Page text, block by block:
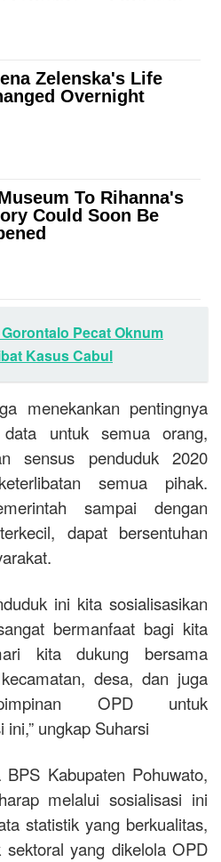
Pecat Oknum
Kasus Cabul
menekankan pentingnya
untuk semua orang,
sensus penduduk 2020
semua pihak.
sampai dengan
dapat bersentuhan
ini kita sosialisasikan
bermanfaat bagi kita
kita dukung bersama
desa, dan juga
pimpinan OPD untuk
ungkap Suharsi
Kabupaten Pohuwato,
melalui sosialisasi ini
statistik yang berkualitas,
yang dikelola OPD